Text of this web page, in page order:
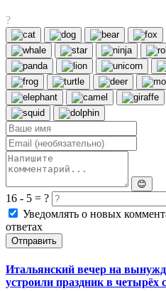
?
😊
16 - 5 = ?
Уведомлять о новых
ответах
Отправить
Итальянский вечер на
устроили праздник в четырёх